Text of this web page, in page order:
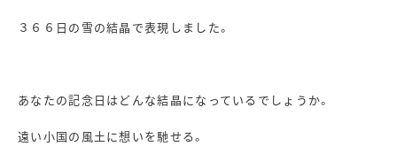
３６６日の雪の結晶で表現しました。
あなたの記念日はどんな結晶になっているでしょうか。
遠い小国の風土に想いを馳せる。